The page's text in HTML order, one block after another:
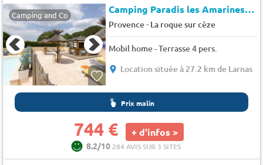
Camping and Co Camping Paradis les Amarines*
Provence- La roque sur cèze
Mobil home - Terrasse 4 pers.
Location située à 27.2 km de Larnas
Prix malin
744 € + d'infos >
8.2/10 284 AVIS SUR 3 SITES